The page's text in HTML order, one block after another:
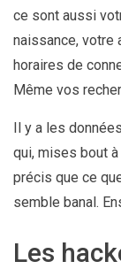
ce sont aussi
naissance, votre
horaires de
Même vos
Il y a les
qui, mises bout
précis que ce
semble banal.
Les